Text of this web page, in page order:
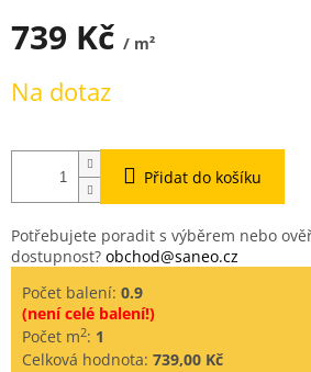
739 Kč / m²
cena:
Na dotaz
Přidat do košíku
Potřebujete poradit s výběrem nebo
dostupnost? obchod@saneo.cz
Počet balení: 0.9
(není celé balení!)
Počet m2: 1
Celková hodnota: 739,00 Kč